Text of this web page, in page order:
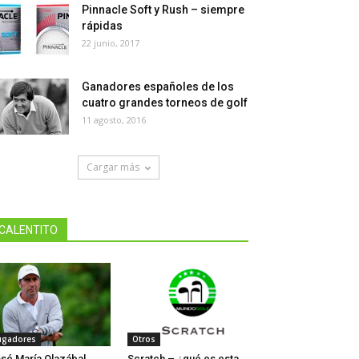
Pinnacle Soft y Rush – siempre
rápidas
22 junio, 2017
Ganadores españoles de los
cuatro grandes torneos de golf
11 agosto, 2016
Cargar más
Otros